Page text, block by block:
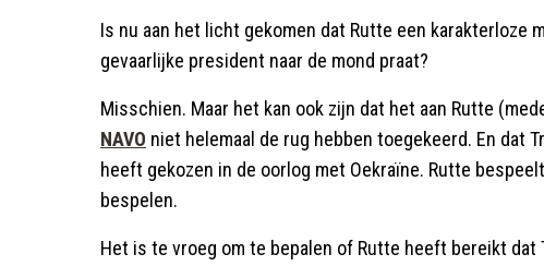
Is nu aan het licht gekomen dat Rutte een karakterloze
gevaarlijke president naar de mond praat?
Misschien. Maar het kan ook zijn dat het aan Rutte
NAVO niet helemaal de rug hebben toegekeerd. En dat
heeft gekozen in de oorlog met Oekraïne. Rutte
bespelen.
Het is te vroeg om te bepalen of Rutte heeft bereikt dat